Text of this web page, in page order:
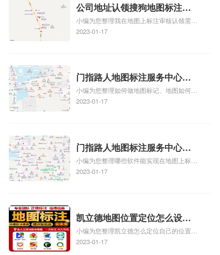
图标注服务中心面的存在。对于一些客户来
说，实体指路人地
公司地址认领搜狗地图标注多
久审核？公司地址认领地图标
注多久审核？
小编为您整理我在地图上标注审核认领需要
多久、我在地图上标注审核认领需要多久
情可查看下方正文！
2023-01-17
门指路人地图标注服务中心如
何做花小猪打车地图位置标
记？门指路人地图标注服务中
小编为您整理如何做地图标记、地图如何做
标记、so搜街景中如何做标记、360e启花贷
关地图标注知识，详情可查看下方正文！
2023-01-17
门指路人地图标注服务中心地
图位置地址标记？门指路人地
图标注服务中心苹果地图位置
小编为您整理哪些软件能实现在地图上标记
门指路人地图标注服务中心位置、门指路人
门指路人地图标注服务中心地址标注上地图
怎么弄相关地图标注知识，详情可查看下方
正文！
2023-01-17
凯立德地图位置定位怎么设置
自己的指路人地图标注服务中
心名？凯立德地图位置定位怎
小编为您整理凯立德怎么定位自己的位置
啊、手机凯立德地图定位怎么设置往上走、
2023-01-17